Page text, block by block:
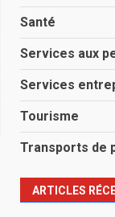
Santé
Services aux
Services
Tourisme
Transports de
ARTICLES